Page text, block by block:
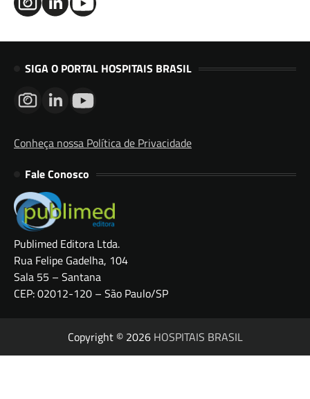
SIGA O PORTAL HOSPITAIS BRASIL
Conheça nossa Política de Privacidade
Fale Conosco
Publimed Editora Ltda.
Rua Felipe Gadelha, 104
Sala 55 – Santana
CEP: 02012-120 – São Paulo/SP
Copyright © 2026 HOSPITAIS BRASIL